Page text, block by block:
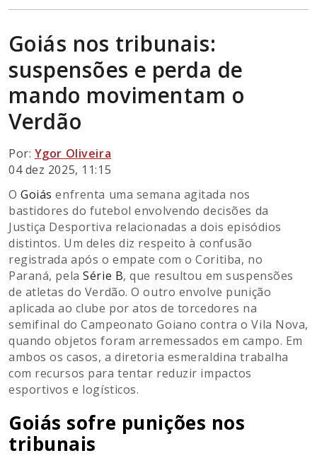
Goiás nos tribunais:
suspensões e perda de
mando movimentam o
Verdão
Por: Ygor Oliveira
04 dez 2025, 11:15
OGoiás enfrenta uma semana agitada nos
bastidores do futebol envolvendo decisões da
Justiça Desportiva relacionadas a dois episódios
distintos. Um deles diz respeito à confusão
registrada após o empate com o Coritiba, no
Paraná, pelaSérie B, que resultou em suspensões
de atletas do Verdão. O outro envolve punição
aplicada ao clube por atos de torcedores na
semifinal do Campeonato Goiano contra o Vila Nova,
quando objetos foram arremessados em campo. Em
ambos os casos, a diretoria esmeraldina trabalha
com recursos para tentar reduzir impactos
esportivos e logísticos.
Goiás sofre punições nos
tribunais